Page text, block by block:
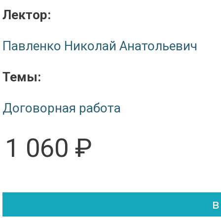
Лектор:
Павленко Николай Анатольевич
Темы:
Договорная работа
1 060 ₽